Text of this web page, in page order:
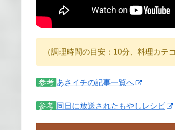
（調理時間の目安：10分、料理カテ
参考 あさイチの記事一覧へ
参考 同日に放送されたもやしレシピ